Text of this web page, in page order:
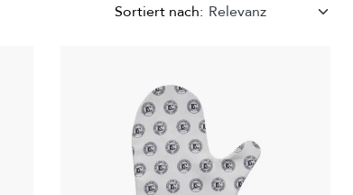
Sortiert nach: Relevanz